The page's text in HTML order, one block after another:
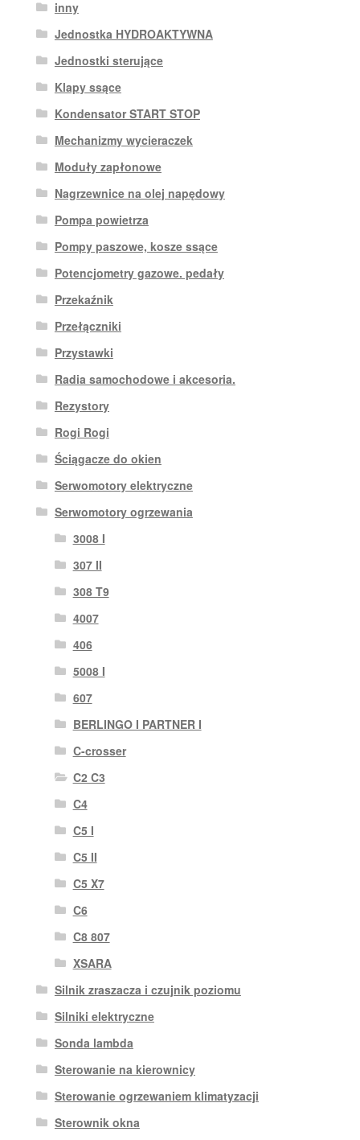
inny
Jednostka HYDROAKTYWNA
Jednostki sterujące
Klapy ssące
Kondensator START STOP
Mechanizmy wycieraczek
Moduły zapłonowe
Nagrzewnice na olej napędowy
Pompa powietrza
Pompy paszowe, kosze ssące
Potencjometry gazowe. pedały
Przekaźnik
Przełączniki
Przystawki
Radia samochodowe i akcesoria.
Rezystory
Rogi Rogi
Ściągacze do okien
Serwomotory elektryczne
Serwomotory ogrzewania
3008 I
307 II
308 T9
4007
406
5008 I
607
BERLINGO I PARTNER I
C-crosser
C2 C3
C4
C5 I
C5 II
C5 X7
C6
C8 807
XSARA
Silnik zraszacza i czujnik poziomu
Silniki elektryczne
Sonda lambda
Sterowanie na kierownicy
Sterowanie ogrzewaniem klimatyzacji
Sterownik okna